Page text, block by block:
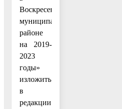
Воскресенском
муниципальном
районе
на 2019-
2023
годы»
изложить
в
редакции